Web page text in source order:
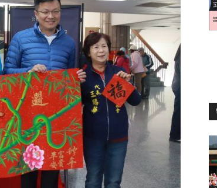
活